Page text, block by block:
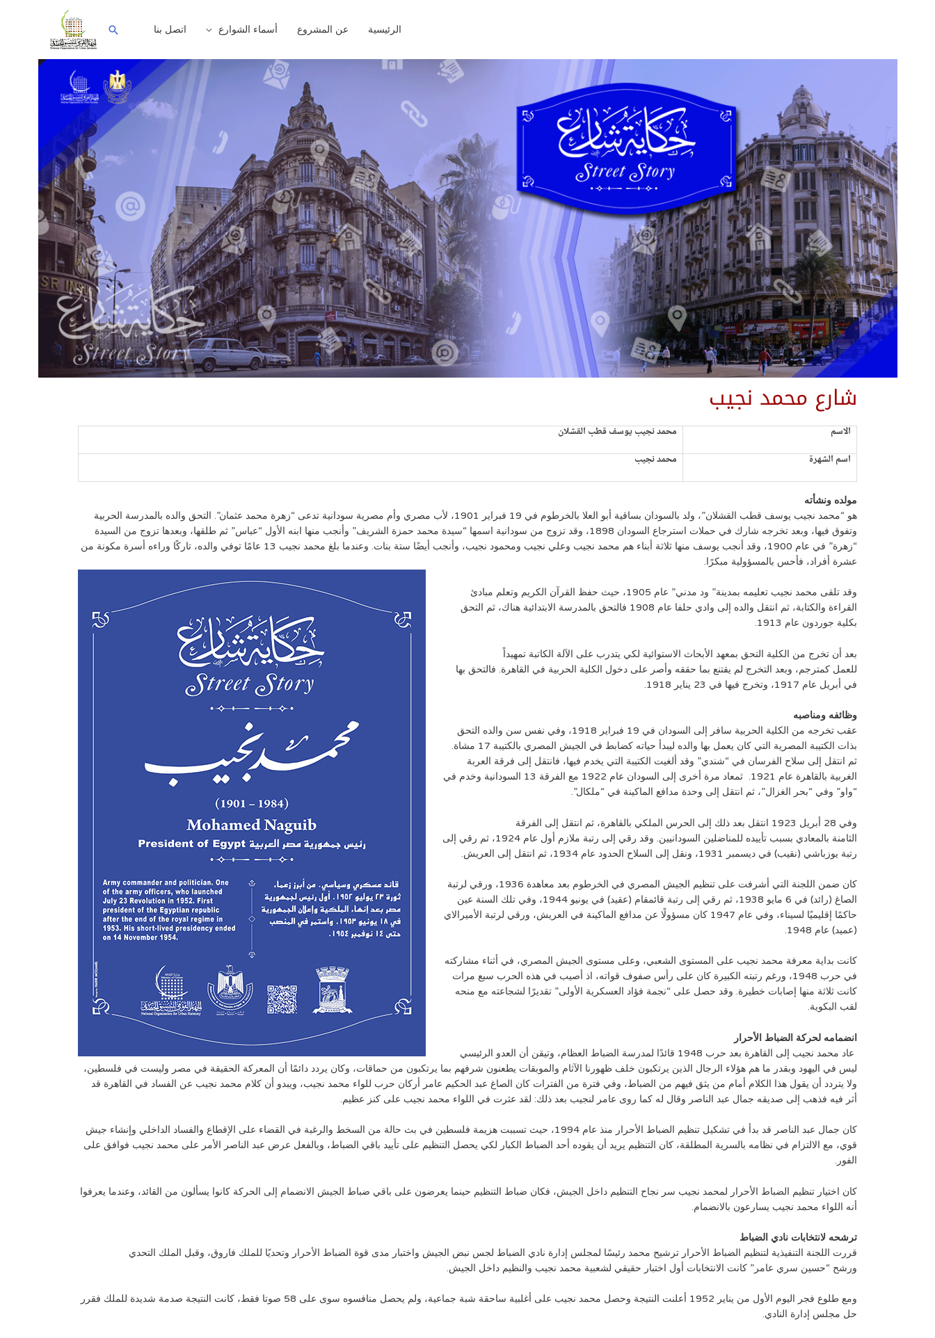
الرئيسية عن المشروع أسماء الشوارع اتصل بنا
شارع محمد نجيب
الاسم
محمد نجيب يوسف قطب القشلان
اسم الشهرة
محمد نجيب
مولده ونشأته
هو “محمد نجيب يوسف قطب القشلان”، ولد بالسودان بساقية أبو العلا بالخرطوم في 19 فبراير 1901، لأب مصري وأم مصرية سودانية تدعى “زهرة محمد عثمان”. التحق والده بالمدرسة الحربية
وتفوق فيها، وبعد تخرجه شارك في حملات استرجاع السودان 1898، وقد تزوج من سودانية اسمها “سيدة محمد حمزة الشريف” وأنجب منها ابنه الأول “عباس” ثم طلقها، وبعدها تزوج من السيدة
“زهرة” في عام 1900، وقد أنجب يوسف منها ثلاثة أبناء هم محمد نجيب وعلي نجيب ومحمود نجيب، وأنجب أيضًا ستة بنات. وعندما بلغ محمد نجيب 13 عامًا توفي والده، تاركًا وراءه أسرة مكونة من
عشرة أفراد، فأحس بالمسؤولية مبكرًا.
وقد تلقى محمد نجيب تعليمه بمدينة” ود مدني” عام 1905، حيث حفظ القرآن الكريم وتعلم مبادئ
القراءة والكتابة، ثم انتقل والده إلى وادي حلفا عام 1908 فالتحق بالمدرسة الابتدائية هناك، ثم التحق
بكلية جوردون عام 1913.
بعد أن تخرج من الكلية التحق بمعهد الأبحاث الاستوائية لكي يتدرب على الآلة الكاتبة تمهيداً
للعمل كمترجم، وبعد التخرج لم يقتنع بما حققه وأصر على دخول الكلية الحربية في القاهرة. فالتحق بها
في أبريل عام 1917، وتخرج فيها في 23 يناير 1918.
وظائفه ومناصبه
عقب تخرجه من الكلية الحربية سافر إلى السودان في 19 فبراير 1918، وفي نفس سن والده التحق
بذات الكتيبة المصرية التي كان يعمل بها والده ليبدأ حياته كضابط في الجيش المصري بالكتيبة 17 مشاة.
ثم انتقل إلى سلاح الفرسان في “شندي” وقد ألغيت الكتيبة التي يخدم فيها، فانتقل إلى فرقة العربة
الغربية بالقاهرة عام 1921. ثمعاد مرة أخرى إلى السودان عام 1922 مع الفرقة 13 السودانية وخدم في
“واو” وفي “بحر الغزال”، ثم انتقل إلى وحدة مدافع الماكينة في “ملكال”.
وفي 28 أبريل 1923 انتقل بعد ذلك إلى الحرس الملكي بالقاهرة، ثم انتقل إلى الفرقة
الثامنة بالمعادي بسبب تأييده للمناضلين السودانيين. وقد رقي إلى رتبة ملازم أول عام 1924، ثم رقي إلى
رتبة يوزباشي (نقيب) في ديسمبر 1931، ونقل إلى السلاح الحدود عام 1934، ثم انتقل إلى العريش.
كان ضمن اللجنة التي أشرفت على تنظيم الجيش المصري في الخرطوم بعد معاهدة 1936، ورقي لرتبة
الصاغ (رائد) في 6 مايو 1938، ثم رقي إلى رتبة قائمقام (عقيد) في يونيو 1944، وفي تلك السنة عين
حاكمًا إقليميًا لسيناء، وفي عام 1947 كان مسؤولًا عن مدافع الماكينة في العريش، ورقي لرتبة الأميرالاي
(عميد) عام 1948.
كانت بداية معرفة محمد نجيب على المستوى الشعبي، وعلى مستوى الجيش المصري، في أثناء مشاركته
في حرب 1948، ورغم رتبته الكبيرة كان على رأس صفوف قواته، اذ أصيب في هذه الحرب سبع مرات
كانت ثلاثة منها إصابات خطيرة. وقد حصل على “نجمة فؤاد العسكرية الأولى” تقديرًا لشجاعته مع منحه
لقب البكوية.
انضمامه لحركة الضباط الأحرار
عاد محمد نجيب إلى القاهرة بعد حرب 1948 قائدًا لمدرسة الضباط العظام، وتيقن أن العدو الرئيسي
ليس في اليهود وبقدر ما هم هؤلاء الرجال الذين يرتكبون خلف ظهورنا الآثام والموبقات يطعنون شرفهم بما يرتكبون من حماقات، وكان يردد دائمًا أن المعركة الحقيقة في مصر وليست في فلسطين،
ولا يتردد أن يقول هذا الكلام أمام من يثق فيهم من الضباط، وفي فترة من الفترات كان الصاغ عبد الحكيم عامر أركان حرب للواء محمد نجيب، ويبدو أن كلام محمد نجيب عن الفساد في القاهرة قد
أثر فيه فذهب إلى صديقه جمال عبد الناصر وقال له كما روى عامر لنجيب بعد ذلك: لقد عثرت في اللواء محمد نجيب على كنز عظيم.
كان جمال عبد الناصر قد بدأ في تشكيل تنظيم الضباط الأحرار منذ عام 1994، حيث تسببت هزيمة فلسطين في بث حالة من السخط والرغبة في القضاء على الإقطاع والفساد الداخلي وإنشاء جيش
قوي، مع الالتزام في نظامه بالسرية المطلقة، كان التنظيم يريد أن يقوده أحد الضباط الكبار لكي يحصل التنظيم على تأييد باقي الضباط، وبالفعل عرض عبد الناصر الأمر على محمد نجيب فوافق على
الفور.
كان اختيار تنظيم الضباط الأحرار لمحمد نجيب سر نجاح التنظيم داخل الجيش، فكان ضباط التنظيم حينما يعرضون على باقي ضباط الجيش الانضمام إلى الحركة كانوا يسألون من القائد، وعندما يعرفوا
أنه اللواء محمد نجيب يسارعون بالانضمام.
ترشحه لانتخابات نادي الضباط
قررت اللجنة التنفيذية لتنظيم الضباط الأحرار ترشيح محمد رئيسًا لمجلس إدارة نادي الضباط لجس نبض الجيش واختبار مدى قوة الضباط الأحرار وتحديًا للملك فاروق، وقبل الملك التحدي
ورشح “حسين سري عامر” كانت الانتخابات أول اختبار حقيقي لشعبية محمد نجيب والنظيم داخل الجيش.
ومع طلوع فجر اليوم الأول من يناير 1952 أعلنت النتيجة وحصل محمد نجيب على أغلبية ساحقة شبة جماعية، ولم يحصل منافسوه سوى على 58 صوتا فقط، كانت النتيجة صدمة شديدة للملك فقرر
حل مجلس إدارة النادي.